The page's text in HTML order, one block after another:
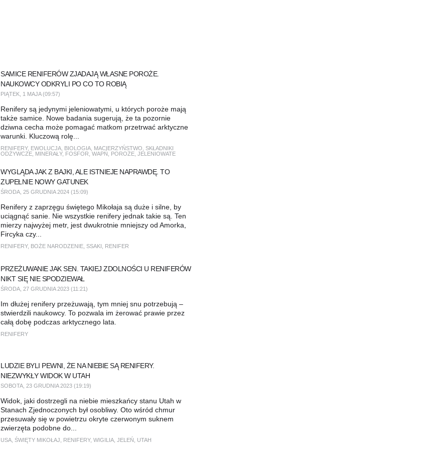
SAMICE RENIFERÓW ZJADAJĄ WŁASNE POROŻE.
NAUKOWCY ODKRYLI PO CO TO ROBIĄ
PIĄTEK, 1 MAJA (09:57)
Renifery są jedynymi jeleniowatymi, u których poroże mają
także samice. Nowe badania sugerują, że ta pozornie
dziwna cecha może pomagać matkom przetrwać arktyczne
warunki. Kluczową rolę...
RENIFERY, EWOLUCJA BIOLOGIA MACIERZYŃSTWO SKŁADNIKI
ODŻYWCZE MINERAŁY, FOSFOR WAPŃ POROŻE JELENIOWATE
WYGLĄDA JAK Z BAJKI, ALE ISTNIEJE NAPRAWDĘ. TO
ZUPEŁNIE NOWY GATUNEK
ŚRODA, 25 GRUDNIA 2024 (15:09)
Renifery z zaprzęgu świętego Mikołaja są duże i silne, by
uciągnąć sanie. Nie wszystkie renifery jednak takie są. Ten
mierzy najwyżej metr, jest dwukrotnie mniejszy od Amorka,
Fircyka czy...
RENIFERY, BOŻE NARODZENIE SSAKI RENIFER
PRZEŻUWANIE JAK SEN. TAKIEJ ZDOLNOŚCI U RENIFERÓW
NIKT SIĘ NIE SPODZIEWAŁ
ŚRODA, 27 GRUDNIA 2023 (11:21)
Im dłużej renifery przeżuwają, tym mniej snu potrzebują –
stwierdzili naukowcy. To pozwala im żerować prawie przez
całą dobę podczas arktycznego lata.
RENIFERY
LUDZIE BYLI PEWNI, ŻE NA NIEBIE SĄ RENIFERY.
NIEZWYKŁY WIDOK W UTAH
SOBOTA, 23 GRUDNIA 2023 (19:19)
Widok, jaki dostrzegli na niebie mieszkańcy stanu Utah w
Stanach Zjednoczonych był osobliwy. Oto wśród chmur
przesuwały się w powietrzu okryte czerwonym suknem
zwierzęta podobne do...
USA ŚWIĘTY MIKOŁAJ RENIFERY, WIGILIA JELEŃ UTAH